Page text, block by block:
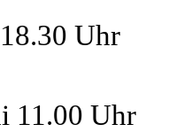
18.30 Uhr
11.00 Uhr